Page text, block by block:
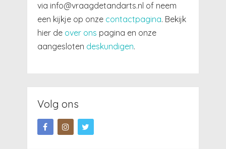
via info@vraagdetandarts.nl of neem
een kijkje op onze contactpagina. Bekijk
hier de over ons pagina en onze
aangesloten deskundigen.
Volg ons